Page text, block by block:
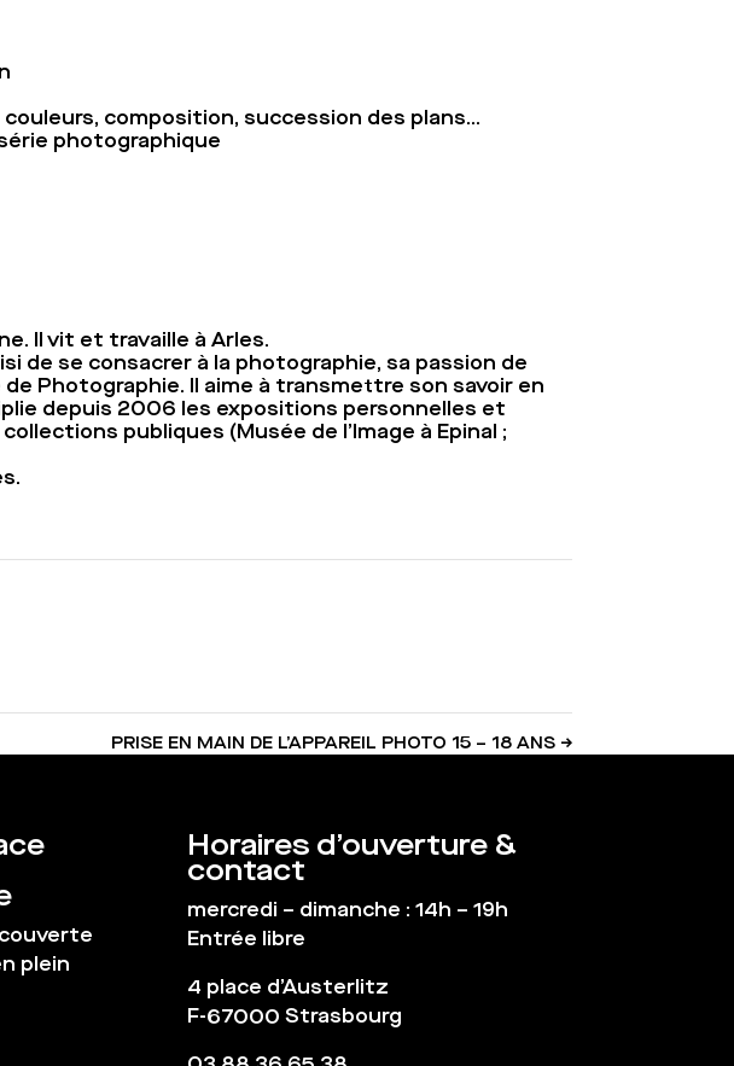
composition, succession des plans…
photographique
Il vit et travaille à Arles.
de se consacrer à la photographie, sa passion de
Photographie. Il aime à transmettre son savoir en
depuis 2006 les expositions personnelles et
publiques (Musée de l’Image à Epinal ;
PRISE EN MAIN DE L’APPAREIL PHOTO 15 – 18 ANS →
plein
Horaires d’ouverture &
contact
mercredi – dimanche : 14h – 19h
Entrée libre
4 place d’Austerlitz
F-67000 Strasbourg